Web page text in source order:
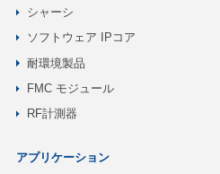
シャーシ
ソフトウェア IPコア
耐環境製品
FMC モジュール
RF計測器
アプリケーション